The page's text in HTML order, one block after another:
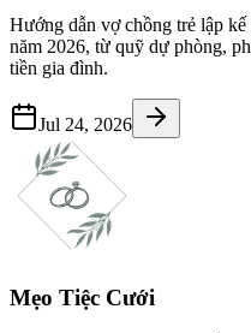
Hướng dẫn vợ chồng trẻ lập
năm 2026, từ quỹ dự phòng,
tiền gia đình.
Jul 24, 2026
Mẹo Tiệc Cưới